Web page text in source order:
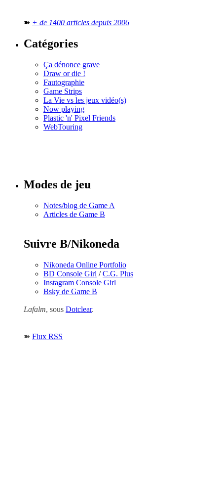
➽ + de 1400 articles depuis 2006
Catégories
Ça dénonce grave
Draw or die !
Fautographie
Game Strips
La Vie vs les jeux vidéo(s)
Now playing
Plastic 'n' Pixel Friends
WebTouring
Modes de jeu
Notes/blog de Game A
Articles de Game B
Suivre B/Nikoneda
Nikoneda Online Portfolio
BD Console Girl /C.G. Plus
Instagram Console Girl
Bsky de Game B
Lafalm, sous Dotclear.
➽ Flux RSS